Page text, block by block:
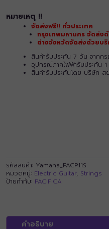
หมายเหตุ !!
จัดส่งฟรี!! ทั่วประเทศ
กรุงเทพมหานคร จัดส่ง
ต่างจังหวัดจัดส่งด้วยบริ
สินค้ารับประกัน 7 วัน จากก
อุปกรณ์ภาคไฟฟ้ารับประกัน 1
สินค้ารับประกันโดย บริษัท ส
รหัสสินค้า: Yamaha_PACP11S
หมวดหมู่: Electric Guitar, Strings
ป้ายกำกับ: PACIFICA
คำอธิบาย